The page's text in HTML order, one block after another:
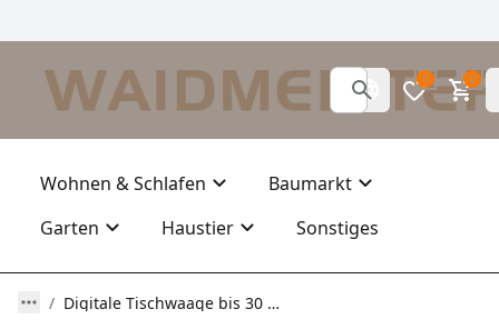
0 0
Wohnen & Schlafen
Baumarkt
Garten
Haustier Sonstiges
Digitale Tischwaage bis 30 kg staub- und spritzwassergeschützt 223-285